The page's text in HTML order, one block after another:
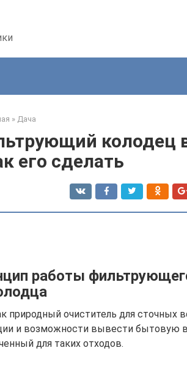
» Дача
колодец
его сделать
работы
очиститель для сточных
и возможности вывести бытовую
для таких отходов.